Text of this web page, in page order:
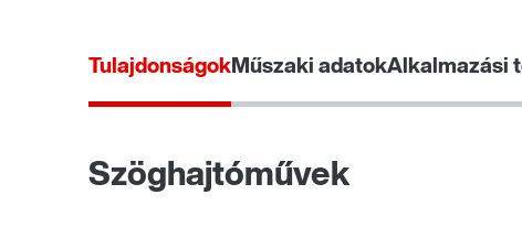
Felület- és korrózióvédelem
TulajdonságokMűszaki adatokAlkalmazási
Szöghajtóművek